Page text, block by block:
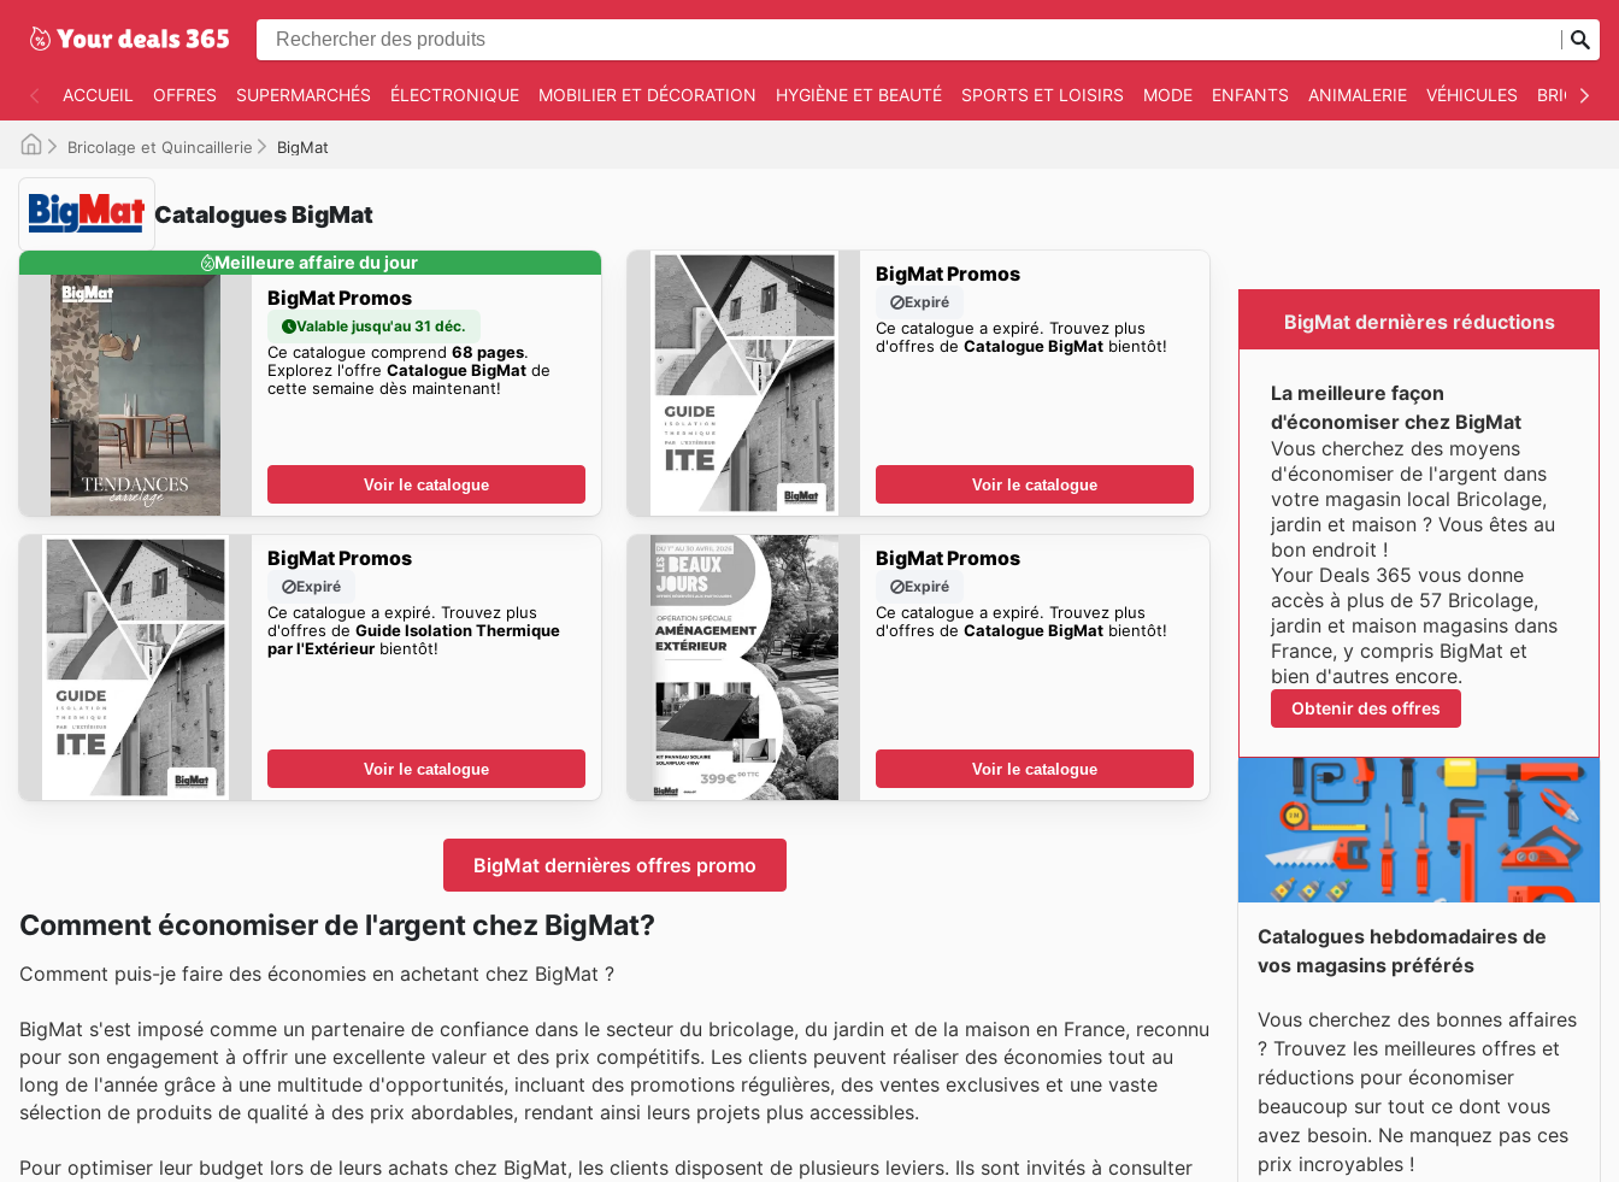
ACCUEIL OFFRES SUPERMARCHÉS ÉLECTRONIQUE MOBILIER ET DÉCORATION HYGIÈNE ET BEAUTÉ SPORTS ET LOISIRS MODE ENFANTS ANIMALERIE VÉHICULES
Bricolage et Quincaillerie BigMat
Catalogues BigMat
Meilleure affaire du jour
BigMat Promos
Valable jusqu'au 31 déc.
Ce catalogue comprend 68 pages.
Explorez l'offre Catalogue BigMatde
cette semaine dès maintenant!
Voir le catalogue
BigMat Promos
Expiré
Ce catalogue a expiré. Trouvez plus
d'offres deCatalogue BigMat bientôt!
Voir le catalogue
BigMat Promos
Expiré
Ce catalogue a expiré. Trouvez plus
d'offres de Guide Isolation Thermique
par l'Extérieurbientôt!
Voir le catalogue
BigMat Promos
Expiré
Ce catalogue a expiré. Trouvez plus
d'offres deCatalogue BigMat bientôt!
Voir le catalogue
BigMat dernières offres promo
Comment économiser de l'argent chez BigMat?
Comment puis-je faire des économies en achetant chez BigMat ?
BigMat s'est imposé comme un partenaire de confiance dans le secteur du bricolage, du jardin et de la maison en France, reconnu
pour son engagement à offrir une excellente valeur et des prix compétitifs. Les clients peuvent réaliser des économies tout au
long de l'année grâce à une multitude d'opportunités, incluant des promotions régulières, des ventes exclusives et une vaste
sélection de produits de qualité à des prix abordables, rendant ainsi leurs projets plus accessibles.
Pour optimiser leur budget lors de leurs achats chez BigMat, les clients disposent de plusieurs leviers. Ils sont invités à consulter
BigMat dernières réductions
La meilleure façon
d'économiser chez BigMat
Vous cherchez des moyens
d'économiser de l'argent dans
votre magasin local Bricolage,
jardin et maison ? Vous êtes au
bon endroit !
Your Deals 365 vous donne
accès à plus de 57 Bricolage,
jardin et maison magasins dans
France, y compris BigMat et
bien d'autres encore.
Obtenir des offres
Catalogues hebdomadaires de
vos magasins préférés
Vous cherchez des bonnes affaires
? Trouvez les meilleures offres et
réductions pour économiser
beaucoup sur tout ce dont vous
avez besoin. Ne manquez pas ces
prix incroyables !